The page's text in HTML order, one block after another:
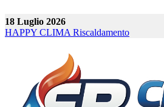
18 Luglio 2026
HAPPY CLIMA Riscaldamento